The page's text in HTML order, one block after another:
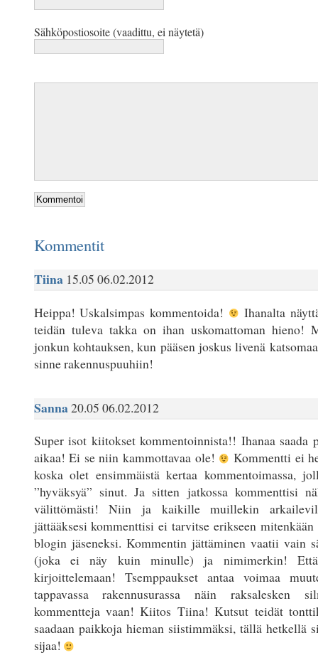
Sähköpostiosoite (vaadittu, ei näytetä)
Kommentit
Tiina15.05 06.02.2012
Heippa! Uskalsimpas kommentoida!
Ihanalta
teidän tuleva takka on ihan uskomattoman hieno!
jonkun kohtauksen, kun pääsen joskus livenä
sinne rakennuspuuhiin!
Sanna20.05 06.02.2012
Super isot kiitokset kommentoinnista!! Ihanaa saada
aikaa! Ei se niin kammottavaa ole!
Kommentti ei
koska olet ensimmäistä kertaa kommentoimassa,
”hyväksyä” sinut. Ja sitten jatkossa kommenttisi
välittömästi! Niin ja kaikille muillekin
jättääksesi kommenttisi ei tarvitse erikseen
blogin jäseneksi. Kommentin jättäminen vaatii vain
(joka ei näy kuin minulle) ja nimimerkin!
kirjoittelemaan! Tsemppaukset antaa voimaa
tappavassa rakennusurassa näin raksalesken
kommentteja vaan! Kiitos Tiina! Kutsut teidät
saadaan paikkoja hieman siistimmäksi, tällä hetkellä
sijaa!